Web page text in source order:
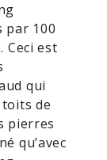
par 100
Ceci est
qui
de
pierres
qu’avec